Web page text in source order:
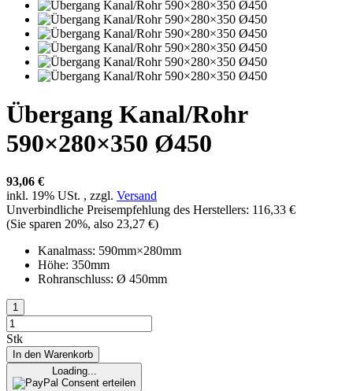
Übergang Kanal/Rohr
590×280×350 Ø450
93,06 €
inkl. 19% USt. , zzgl. Versand
Unverbindliche Preisempfehlung des Herstellers: 116,33 €
(Sie sparen 20%, also 23,27 €)
Kanalmass: 590mm×280mm
Höhe: 350mm
Rohranschluss: Ø 450mm
Stk
In den Warenkorb
Loading...
Consent erteilen